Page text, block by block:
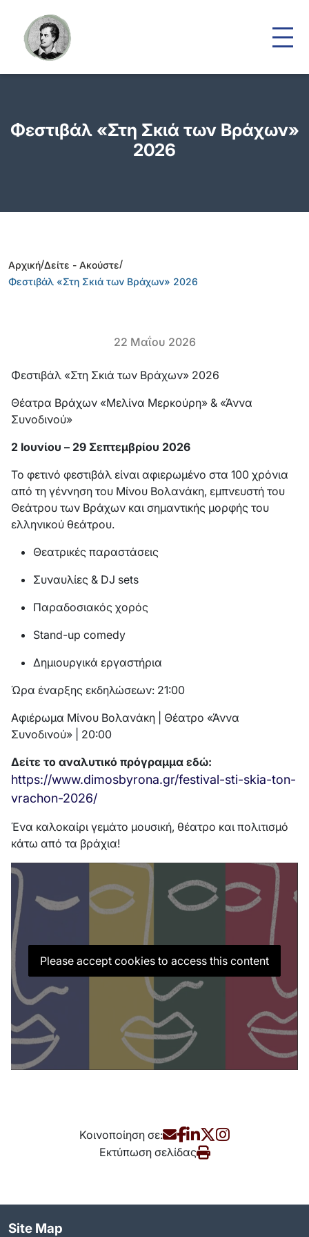
Φεστιβάλ «Στη Σκιά των Βράχων»
2026
Αρχική/Δείτε - Ακούστε/
Φεστιβάλ «Στη Σκιά των Βράχων» 2026
22 Μαΐου 2026
Φεστιβάλ «Στη Σκιά των Βράχων» 2026
Θέατρα Βράχων «Μελίνα Μερκούρη» & «Άννα
Συνοδινού»
2 Ιουνίου – 29 Σεπτεμβρίου 2026
Το φετινό φεστιβάλ είναι αφιερωμένο στα 100 χρόνια
από τη γέννηση του Μίνου Βολανάκη, εμπνευστή του
Θεάτρου των Βράχων και σημαντικής μορφής του
ελληνικού θεάτρου.
Θεατρικές παραστάσεις
Συναυλίες & DJ sets
Παραδοσιακός χορός
Stand-up comedy
Δημιουργικά εργαστήρια
Ώρα έναρξης εκδηλώσεων: 21:00
Αφιέρωμα Μίνου Βολανάκη | Θέατρο «Άννα
Συνοδινού» | 20:00
Δείτε το αναλυτικό πρόγραμμα εδώ:
https://www.dimosbyrona.gr/festival-sti-skia-ton-
vrachon-2026/
Ένα καλοκαίρι γεμάτο μουσική, θέατρο και πολιτισμό
κάτω από τα βράχια!
Please accept cookies to access this content
Κοινοποίηση σε:
Εκτύπωση σελίδας
Site Map